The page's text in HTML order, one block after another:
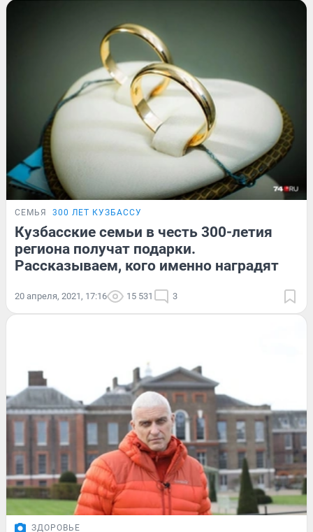
СЕМЬЯ 300 ЛЕТ КУЗБАССУ
Кузбасские семьи в честь 300-летия
региона получат подарки.
Рассказываем, кого именно наградят
20 апреля, 2021, 17:16 15 531 3
ЗДОРОВЬЕ